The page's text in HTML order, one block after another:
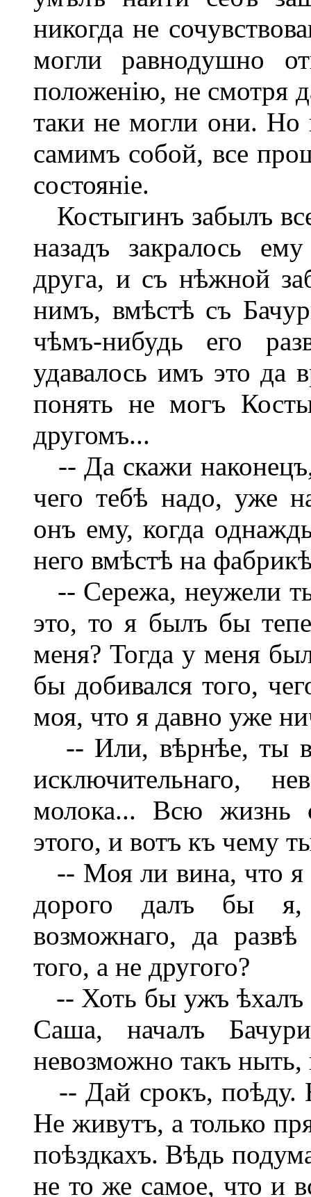
никогда не
могли равнодушно
положенію, не смотря
таки не могли они.
самимъ собой, все
состояніе.
Костыгинъ забылъ
назадъ закралось
друга, и съ нѣжной
нимъ, вмѣстѣ съ
чѣмъ-нибудь его
удавалось имъ это да
понять не могъ
другомъ...
-- Да скажи
чего тебѣ надо, уже
онъ ему, когда
него вмѣстѣ на
-- Сережа, неужели
это, то я былъ бы
меня? Тогда у меня
бы добивался того,
моя, что я давно уже
-- Или, вѣрнѣе, ты
исключительнаго,
молока... Всю жизнь
этого, и вотъ къ чему
-- Моя ли вина, что я
дорого далъ бы я,
возможнаго, да
того, а не другого?
-- Хоть бы ужъ ѣхалъ
Саша, началъ
невозможно такъ
-- Дай срокъ, поѣду.
Не живутъ, а только
поѣздкахъ. Вѣдь
не то же самое, что и